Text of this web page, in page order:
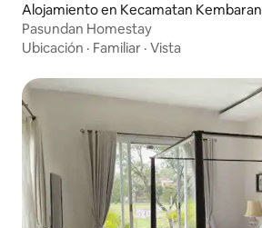
Alojamiento en Kecamatan Kembaran
Pasundan Homestay
Ubicación · Familiar · Vista